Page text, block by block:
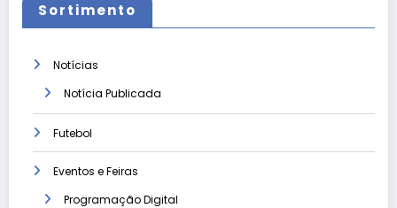
Sortimento
Notícias
Notícia Publicada
Futebol
Eventos e Feiras
Programação Digital